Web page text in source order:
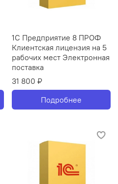
1С Предприятие 8 ПРОФ
Клиентская лицензия на 5
рабочих мест Электронная
поставка
31 800 ₽
Подробнее